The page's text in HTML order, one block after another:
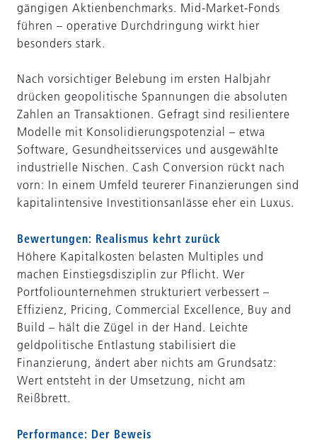
gängigen Aktienbenchmarks. Mid-Market-Fonds
führen – operative Durchdringung wirkt hier
besonders stark.
Nach vorsichtiger Belebung im ersten Halbjahr
drücken geopolitische Spannungen die absoluten
Zahlen an Transaktionen. Gefragt sind resilientere
Modelle mit Konsolidierungspotenzial – etwa
Software, Gesundheitsservices und ausgewählte
industrielle Nischen. Cash Conversion rückt nach
vorn: In einem Umfeld teurerer Finanzierungen sind
kapitalintensive Investitionsanlässe eher ein Luxus.
Bewertungen: Realismus kehrt zurück
Höhere Kapitalkosten belasten Multiples und
machen Einstiegsdisziplin zur Pflicht. Wer
Portfoliounternehmen strukturiert verbessert –
Effizienz, Pricing, Commercial Excellence, Buy and
Build – hält die Zügel in der Hand. Leichte
geldpolitische Entlastung stabilisiert die
Finanzierung, ändert aber nichts am Grundsatz:
Wert entsteht in der Umsetzung, nicht am
Reißbrett.
Performance: Der Beweis